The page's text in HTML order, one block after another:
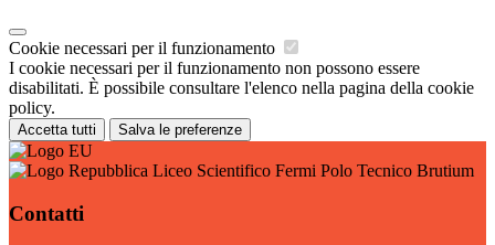
Cookie necessari per il funzionamento
I cookie necessari per il funzionamento non possono essere
disabilitati. È possibile consultare l'elenco nella pagina della cookie
policy.
Accetta tutti Salva le preferenze
Liceo Scientifico Fermi Polo Tecnico Brutium
Contatti